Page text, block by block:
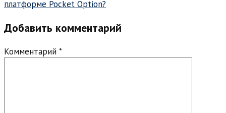
записям
платформе Pocket Option?
Добавить комментарий
Комментарий *